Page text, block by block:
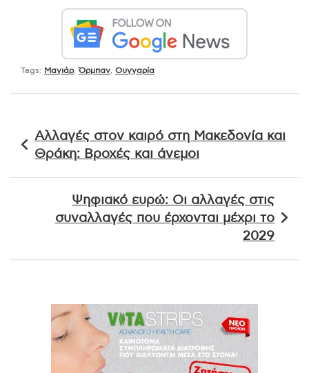
Tags: Μαγιάρ,Όρμπαν Ουγγαρία
άρθρων
Αλλαγές στον καιρό στη Μακεδονία και
Θράκη: Βροχές και άνεμοι
Ψηφιακό ευρώ: Οι αλλαγές στις
συναλλαγές που έρχονται μέχρι το
2029